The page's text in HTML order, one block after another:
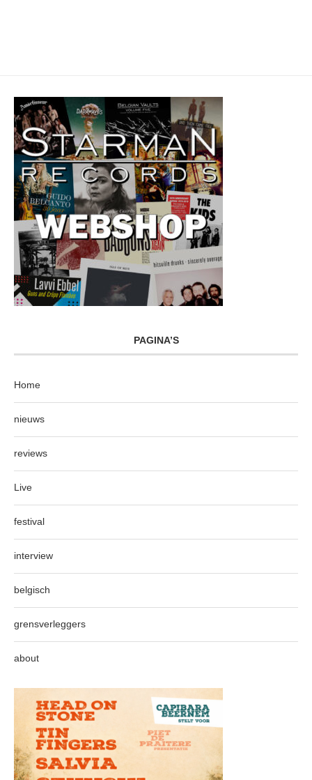
PAGINA’S
Home
nieuws
reviews
Live
festival
interview
belgisch
grensverleggers
about